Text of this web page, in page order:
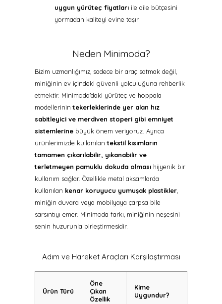
uygun yürüteç fiyatları ile aile bütçesini
yormadan kaliteyi evine taşır.
Neden Minimoda?
Bizim uzmanlığımız, sadece bir araç satmak değil,
miniğinin ev içindeki güvenli yolculuğuna rehberlik
etmektir. Minimoda'daki yürüteç ve hoppala
modellerinintekerleklerinde yer alan hız
sabitleyici ve merdiven stoperi gibi emniyet
sistemlerine büyük önem veriyoruz. Ayrıca
ürünlerimizde kullanılantekstil kısımların
tamamen çıkarılabilir, yıkanabilir ve
terletmeyen pamuklu dokuda olması hijyenik bir
kullanım sağlar. Özellikle metal aksamlarda
kullanılan kenar koruyucu yumuşak plastikler,
miniğin duvara veya mobilyaya çarpsa bile
sarsıntıyı emer. Minimoda farkı, miniğinin neşesini
senin huzurunla birleştirmesidir.
Adım ve Hareket Araçları Karşılaştırması
Ürün Türü
Öne
Çıkan
Özellik
Kime
Uygundur?